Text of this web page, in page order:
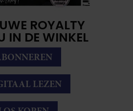
ROYALTY
IN DE WINKEL
LEZEN